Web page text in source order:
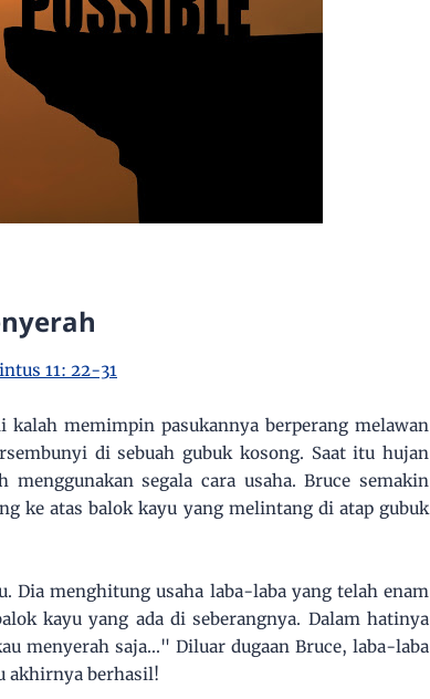
11: 22-31
memimpin pasukannya berperang melawan
di sebuah gubuk kosong. Saat itu hujan
segala cara usaha. Bruce semakin
ke atas balok kayu yang melintang di atap gubuk
Dia menghitung usaha laba-laba yang telah enam
kayu yang ada di seberangnya. Dalam hatinya
menyerah saja..." Diluar dugaan Bruce, laba-laba
akhirnya berhasil!